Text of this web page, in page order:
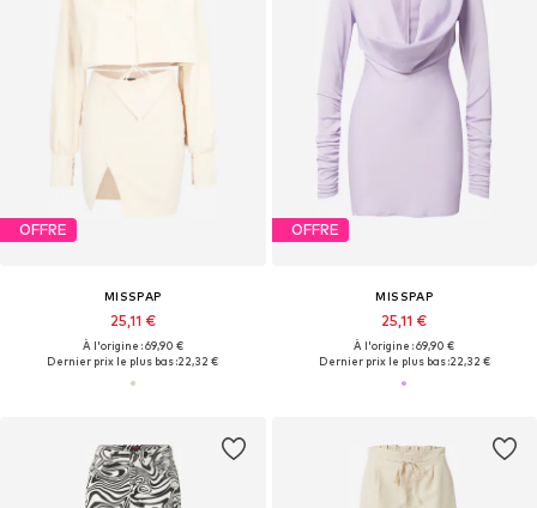
OFFRE
MISSPAP
25,11 €
À l'origine : 69,90 €
Dernier prix le plus bas :22,32 €
OFFRE
MISSPAP
25,11 €
À l'origine : 69,90 €
Dernier prix le plus bas :22,32 €